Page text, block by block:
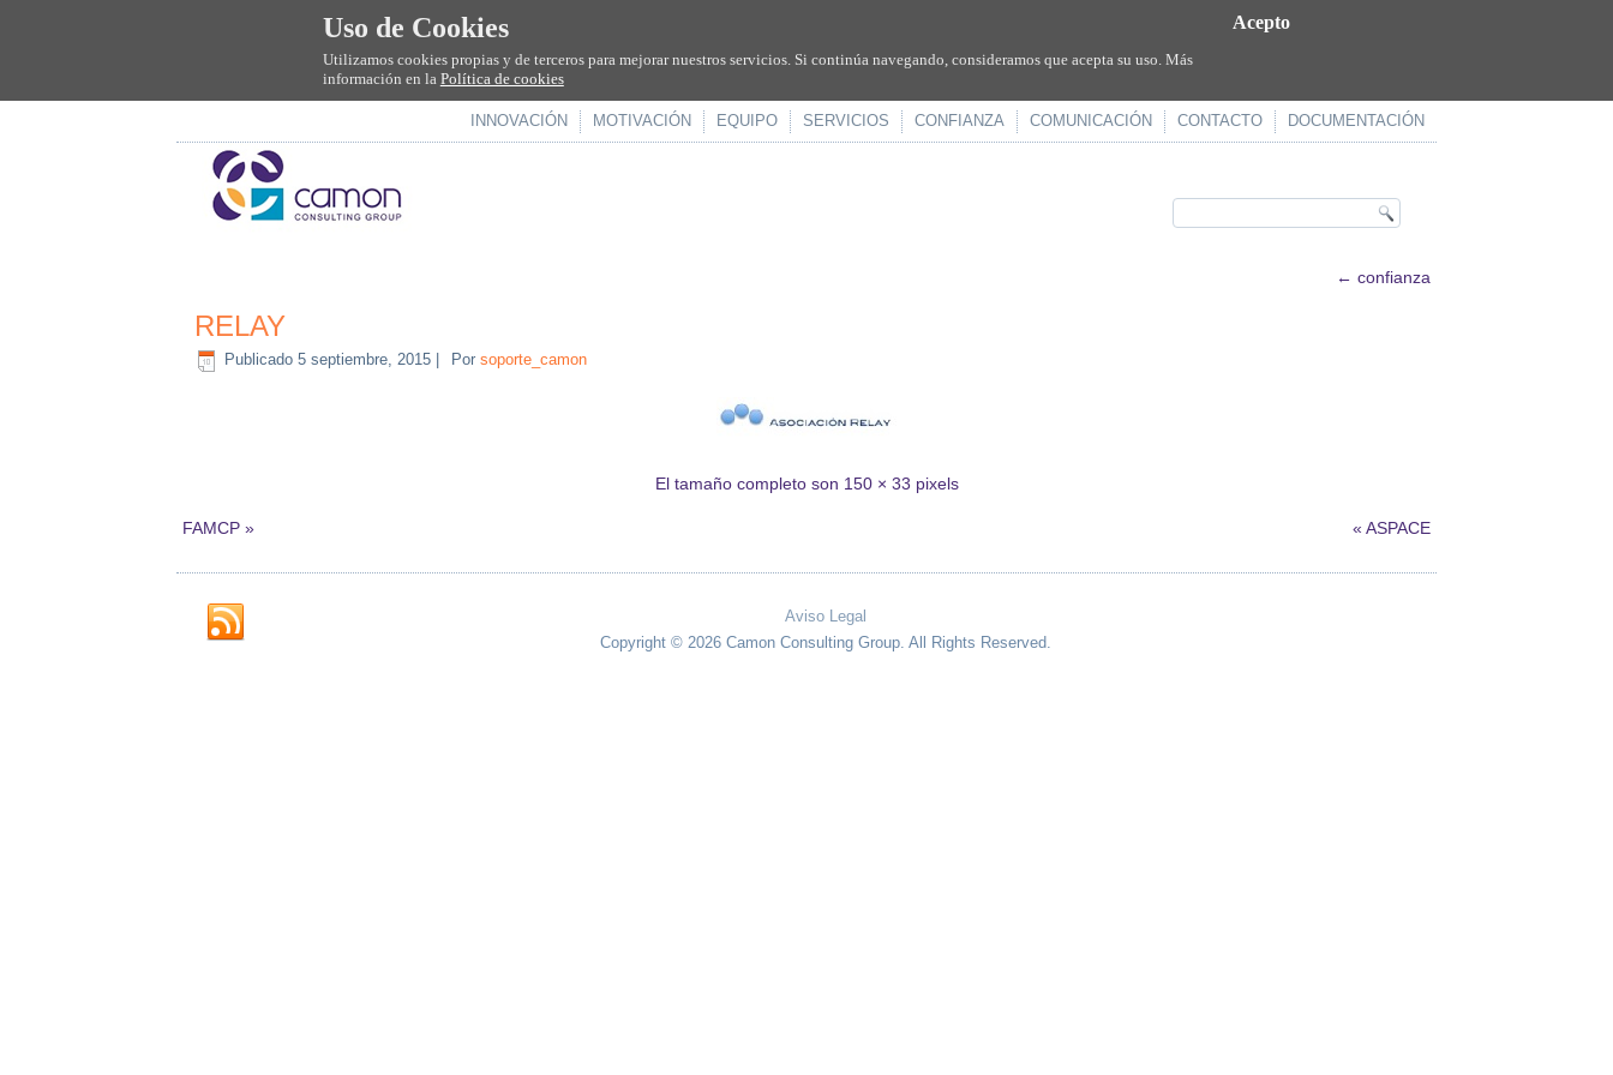
Uso de Cookies
Utilizamos cookies propias y de terceros para mejorar nuestros servicios. Si continúa navegando, consideramos que acepta su uso. Más
información en la Política de cookies
Acepto
INNOVACIÓN MOTIVACIÓN EQUIPO SERVICIOS CONFIANZA COMUNICACIÓN CONTACTO DOCUMENTACIÓN
← confianza
RELAY
Publicado 5 septiembre, 2015 Por soporte_camon
El tamaño completo son 150 × 33 pixels
FAMCP » « ASPACE
Aviso Legal
Copyright © 2026 Camon Consulting Group. All Rights Reserved.